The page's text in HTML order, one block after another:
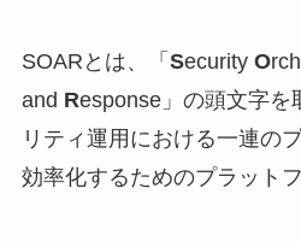
SOARとは、「 Security O
and Response」の頭文字を
リティ運用における一連の
効率化するためのプラット